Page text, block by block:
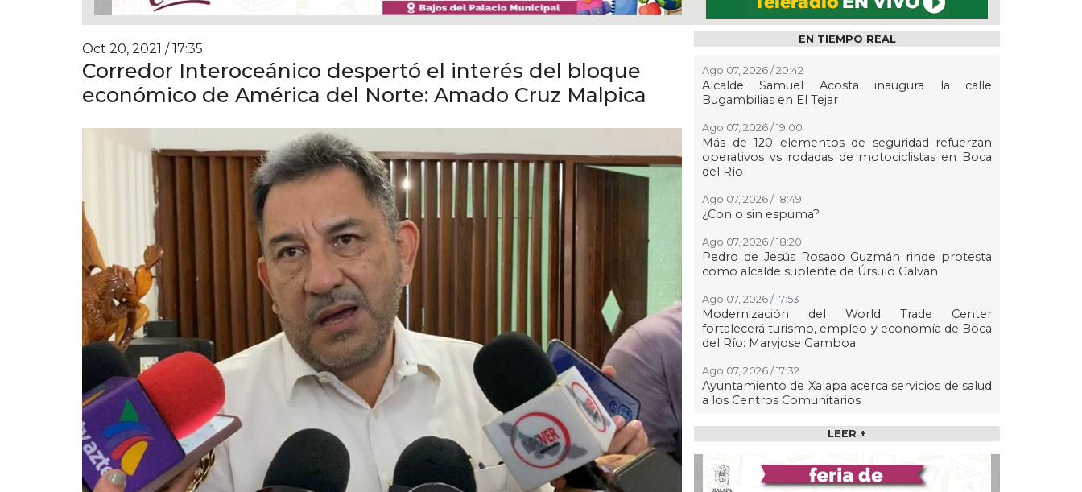
Oct 20, 2021 / 17:35
Corredor Interoceánico despertó el interés del bloque
económico de América del Norte: Amado Cruz Malpica
EN TIEMPO REAL
Ago 07, 2026 / 20:42
Alcalde Samuel Acosta inaugura la calle
Bugambilias en El Tejar
Ago 07, 2026 / 19:00
Más de 120 elementos de seguridad refuerzan
operativos vs rodadas de motociclistas en Boca
del Río
Ago 07, 2026 / 18:49
¿Con o sin espuma?
Ago 07, 2026 / 18:20
Pedro de Jesús Rosado Guzmán rinde protesta
como alcalde suplente de Úrsulo Galván
Ago 07, 2026 / 17:53
Modernización del World Trade Center
fortalecerá turismo, empleo y economía de Boca
del Río: Maryjose Gamboa
Ago 07, 2026 / 17:32
Ayuntamiento de Xalapa acerca servicios de salud
a los Centros Comunitarios
Ago 07, 2026 / 17:15
Ayuntamiento e ICATVER fortalecen capacitación
laboral en beneficio de las y los sanandrescanos
Ago 07, 2026 / 14:56
LEER +